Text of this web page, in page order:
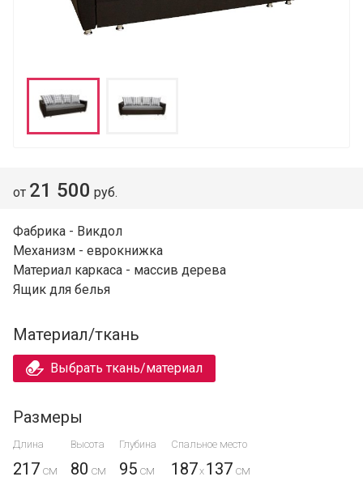
от 21 500 руб.
Фабрика - Викдол
Механизм - еврокнижка
Материал каркаса - массив дерева
Ящик для белья
Материал/ткань
Выбрать ткань/материал
Размеры
Длина Высота Глубина Спальное место
217 80 95 187x 137